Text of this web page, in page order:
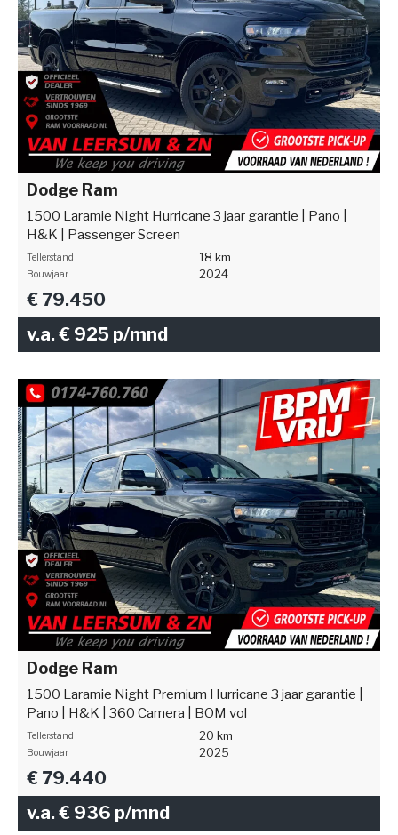
Dodge Ram
1500 Laramie Night Hurricane 3 jaar garantie | Pano |
H&K | Passenger Screen
Tellerstand 18 km
Bouwjaar 2024
€ 79.450
v.a. € 925 p/mnd
Dodge Ram
1500 Laramie Night Premium Hurricane 3 jaar garantie |
Pano | H&K | 360 Camera | BOM vol
Tellerstand 20 km
Bouwjaar 2025
€ 79.440
v.a. € 936 p/mnd